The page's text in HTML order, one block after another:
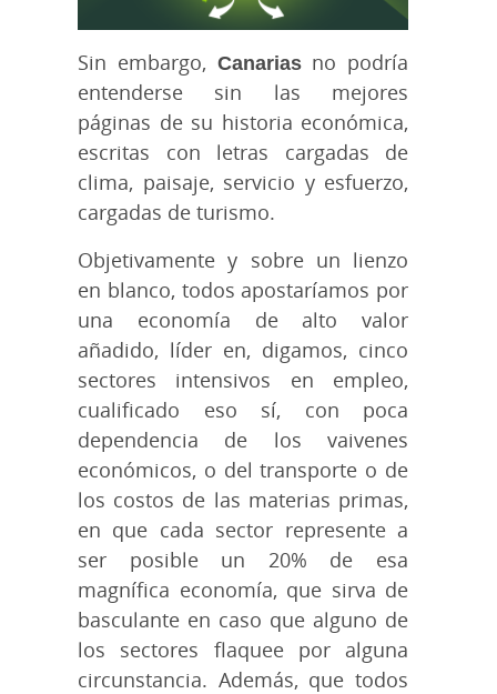
Sin embargo, Canariasno podría
entenderse sin las mejores
páginas de su historia económica,
escritas con letras cargadas de
clima, paisaje, servicio y esfuerzo,
cargadas de turismo.
Objetivamente y sobre un lienzo
en blanco, todos apostaríamos por
una economía de alto valor
añadido, líder en, digamos, cinco
sectores intensivos en empleo,
cualificado eso sí, con poca
dependencia de los vaivenes
económicos, o del transporte o de
los costos de las materias primas,
en que cada sector represente a
ser posible un 20% de esa
magnífica economía, que sirva de
basculante en caso que alguno de
los sectores flaquee por alguna
circunstancia. Además, que todos